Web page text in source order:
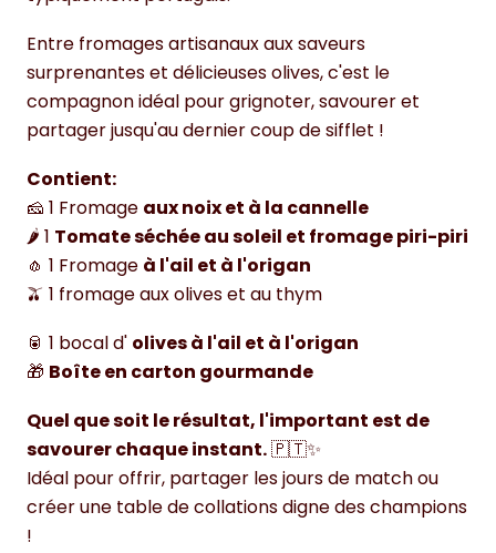
Entre fromages artisanaux aux saveurs
surprenantes et délicieuses olives, c'est le
compagnon idéal pour grignoter, savourer et
partager jusqu'au dernier coup de sifflet !
Contient:
🧀 1 Fromage aux noix et à la cannelle
🌶️ 1 Tomate séchée au soleil et fromage piri-piri
🧄 1 Fromage à l'ail et à l'origan
🫒 1 fromage aux olives et au thym
🥫 1 bocal d' olives à l'ail et à l'origan
🎁 Boîte en carton gourmande
Quel que soit le résultat, l'important est de
savourer chaque instant.🇵🇹✨
Idéal pour offrir, partager les jours de match ou
créer une table de collations digne des champions
!